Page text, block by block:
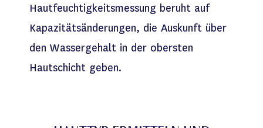
Hautfeuchtigkeitsmessung beruht auf
Kapazitätsänderungen, die Auskunft über
den Wassergehalt in der obersten
Hautschicht geben.